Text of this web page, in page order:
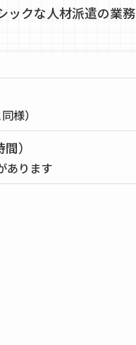
ックな人材派遣の業
様）
）
あります